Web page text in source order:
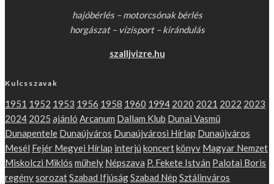
hajóbérlés – motorcsónak bérlés
horgászat – vízisport – kirándulás
szalljvizre.hu
Kulcsszavak
1951 1952 1953 1956 1958 1960 1994 2020 2021 2022 2023
2024 2025 ajánló Arcanum Dallam Klub Dunai Vasmű
Dunapentele Dunaújváros Dunaújvárosi Hírlap Dunaújváros
Mesél Fejér Megyei Hírlap interjú koncertkönyv Magyar Nemzet
Miskolczi Miklós műhely Népszava P. Fekete István Palotai Boris
regénysorozatSzabad IfjúságSzabad Nép Sztálinváros